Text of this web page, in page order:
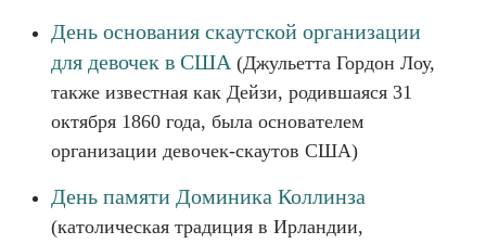
День основания скаутской организации
для девочек в США(Джульетта Гордон Лоу,
также известная как Дейзи, родившаяся 31
октября 1860 года, была основателем
организации девочек-скаутов США)
День памяти Доминика Коллинза
(католическая традиция в Ирландии,